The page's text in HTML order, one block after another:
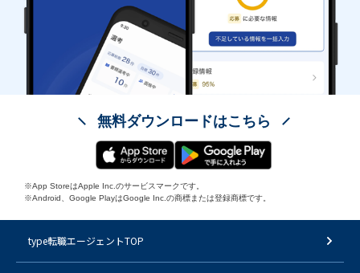
無料ダウンロードはこちら
※App StoreはApple Inc.のサービスマークです。
※Android、Google PlayはGoogle Inc.の商標または登録商標です。
type転職エージェントTOP